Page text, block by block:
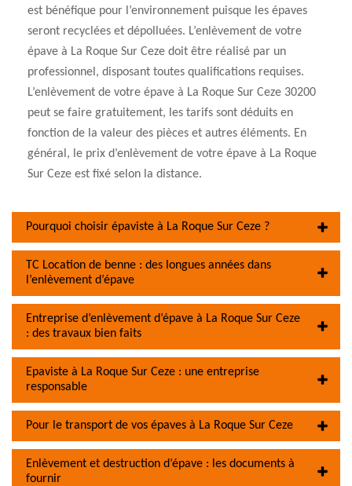
est bénéfique pour l’environnement puisque les épaves
seront recyclées et dépolluées. L’enlèvement de votre
épave à La Roque Sur Ceze doit être réalisé par un
professionnel, disposant toutes qualifications requises.
L’enlèvement de votre épave à La Roque Sur Ceze 30200
peut se faire gratuitement, les tarifs sont déduits en
fonction de la valeur des pièces et autres éléments. En
général, le prix d’enlèvement de votre épave à La Roque
Sur Ceze est fixé selon la distance.
Pourquoi choisir épaviste à La Roque Sur Ceze ?
TC Location de benne : des longues années dans
l’enlèvement d’épave
Entreprise d’enlèvement d’épave à La Roque Sur Ceze
: des travaux bien faits
Epaviste à La Roque Sur Ceze : une entreprise
responsable
Pour le transport de vos épaves à La Roque Sur Ceze
Enlèvement et destruction d’épave : les documents à
fournir